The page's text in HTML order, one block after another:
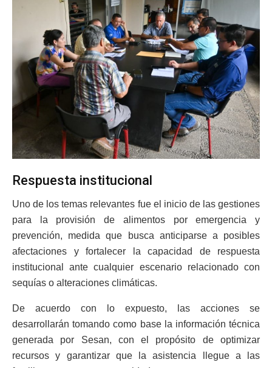
Respuesta institucional
Uno de los temas relevantes fue el inicio de las gestiones
para la provisión de alimentos por emergencia y
prevención, medida que busca anticiparse a posibles
afectaciones y fortalecer la capacidad de respuesta
institucional ante cualquier escenario relacionado con
sequías o alteraciones climáticas.
De acuerdo con lo expuesto, las acciones se
desarrollarán tomando como base la información técnica
generada por Sesan, con el propósito de optimizar
recursos y garantizar que la asistencia llegue a las